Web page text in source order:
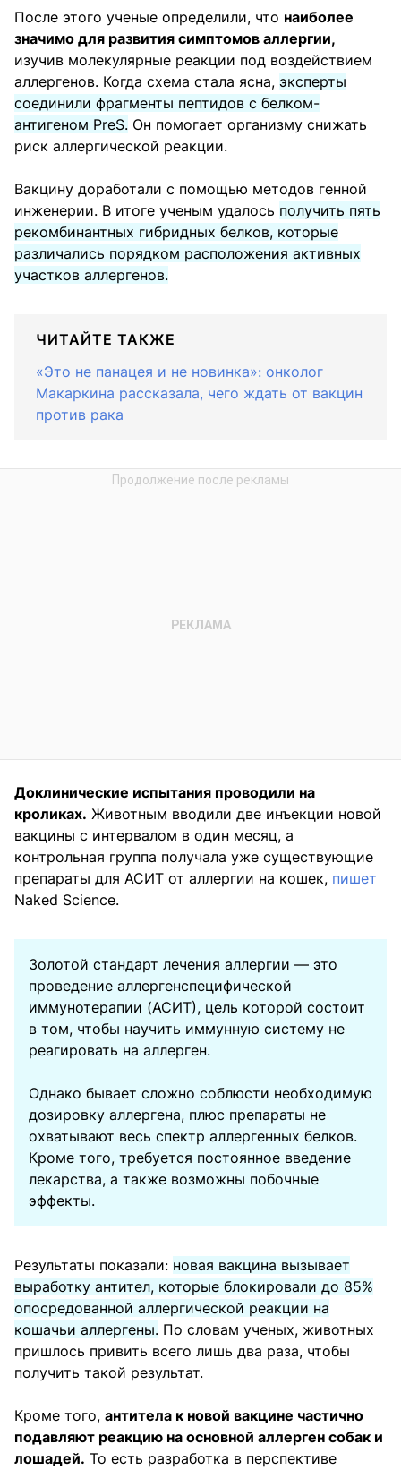
После этого ученые определили, что наиболее
значимо для развития симптомов аллергии,
изучив молекулярные реакции под воздействием
аллергенов. Когда схема стала ясна, эксперты
соединили фрагменты пептидов с белком-
антигеном PreS. Он помогает организму снижать
риск аллергической реакции.
Вакцину доработали с помощью методов генной
инженерии. В итоге ученым удалось получить пять
рекомбинантных гибридных белков, которые
различались порядком расположения активных
участков аллергенов.
ЧИТАЙТЕ ТАКЖЕ
«Это не панацея и не новинка»: онколог
Макаркина рассказала, чего ждать от вакцин
против рака
Доклинические испытания проводили на
кроликах. Животным вводили две инъекции новой
вакцины с интервалом в один месяц, а
контрольная группа получала уже существующие
препараты для АСИТ от аллергии на кошек, пишет
Naked Science.
Золотой стандарт лечения аллергии — это
проведение аллергенспецифической
иммунотерапии (АСИТ), цель которой состоит
в том, чтобы научить иммунную систему не
реагировать на аллерген.
Однако бывает сложно соблюсти необходимую
дозировку аллергена, плюс препараты не
охватывают весь спектр аллергенных белков.
Кроме того, требуется постоянное введение
лекарства, а также возможны побочные
эффекты.
Результаты показали: новая вакцина вызывает
выработку антител, которые блокировали до 85%
опосредованной аллергической реакции на
кошачьи аллергены. По словам ученых, животных
пришлось привить всего лишь два раза, чтобы
получить такой результат.
Кроме того, антитела к новой вакцине частично
подавляют реакцию на основной аллерген собак и
лошадей. То есть разработка в перспективе